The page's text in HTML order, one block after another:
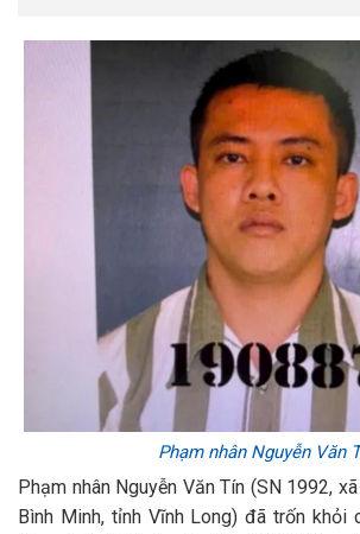
Phạm nhân Nguyễn Văn
Phạm nhân Nguyễn Văn Tín (SN 1992,
Bình Minh, tỉnh Vĩnh Long) đã trốn